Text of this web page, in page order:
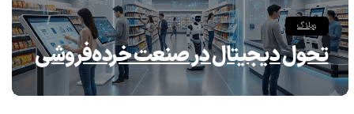
وبلاگ
تحول دیجیتال در صنعت خرده‌فروشی